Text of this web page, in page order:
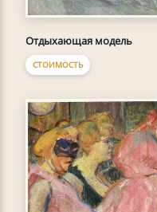
Отдыхающая модель
СТОИМОСТЬ